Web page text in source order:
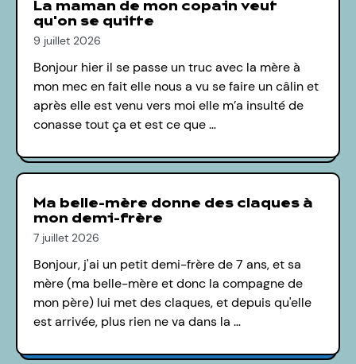
La maman de mon copain veut
qu'on se quitte
9 juillet 2026
Bonjour hier il se passe un truc avec la mère à
mon mec en fait elle nous a vu se faire un câlin et
après elle est venu vers moi elle m’a insulté de
conasse tout ça et est ce que …
Ma belle-mère donne des claques à
mon demi-frère
7 juillet 2026
Bonjour, j'ai un petit demi-frère de 7 ans, et sa
mère (ma belle-mère et donc la compagne de
mon père) lui met des claques, et depuis qu'elle
est arrivée, plus rien ne va dans la …